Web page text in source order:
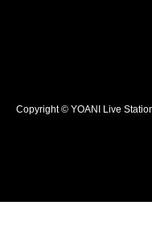
Copyright © YOANI Live